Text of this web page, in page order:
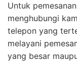
Untuk
menghubungi
telepon yang
melayani
yang besar